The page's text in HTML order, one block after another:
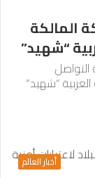
المالكة
“شهيد”
“شهيد”
أخبار العالم